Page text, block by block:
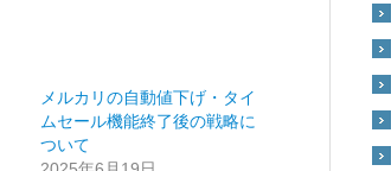
メルカリの自動値下げ・タイ
ムセール機能終了後の戦略に
ついて